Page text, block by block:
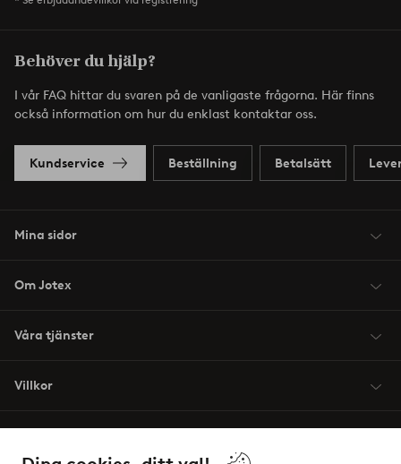
Behöver du hjälp?
I vår FAQ hittar du svaren på de vanligaste frågorna. Här finns
också information om hur du enklast kontaktar oss.
Kundservice Beställning Betalsätt
Mina sidor
Om Jotex
Våra tjänster
Villkor